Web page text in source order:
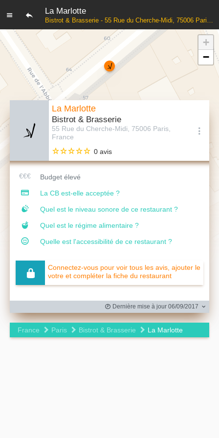
La Marlotte
Bistrot & Brasserie - 55 Rue du Cherche-Midi, 75006 Paris, France
La Marlotte
Bistrot & Brasserie
55 Rue du Cherche-Midi, 75006 Paris,
France
0 avis
Budget élevé
La CB est-elle acceptée ?
Quel est le niveau sonore de ce restaurant ?
Quel est le régime alimentaire ?
Quelle est l'accessibilité de ce restaurant ?
Connectez-vous pour voir tous les avis, ajouter le
votre et compléter la fiche du restaurant
Dernière mise à jour 06/09/2017
France Paris Bistrot & Brasserie La Marlotte
+
−